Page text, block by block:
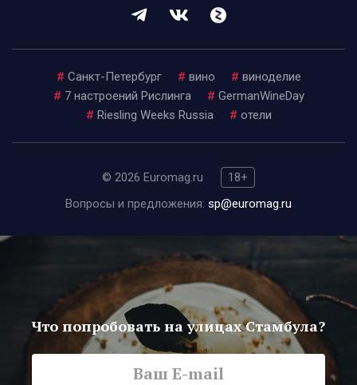
# Санкт-Петербург # вино # виноделие
# 7 настроений Рислинга # GermanWineDay
# Riesling Weeks Russia # отели
© 2026 Euromag.ru
18+
Вопросы и предложения: sp@euromag.ru
Что попробовать на улицах Стамбула?